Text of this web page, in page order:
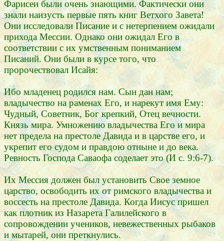
Фарисеи были очень знающими. Фактически они
знали наизусть первые пять книг Ветхого Завета!
Они исследовали Писание и с нетерпением ожидали
прихода Мессии. Однако они ожидал Его в
соответствии с их умственным пониманием
Писаний. Они были в курсе того, что
пророчествовал Исайя:
Ибо младенец родился нам. Сын дан нам;
владычество на раменах Его, и нарекут имя Ему:
Чудный, Советник, Бог крепкий, Отец вечности.
Князь мира. Умножению владычества Его и мира
нет предела на престоле Давида и в царстве его, и
укрепит его судом и правдою отныне и до века.
Ревность Господа Саваофа соделает это (И с. 9:6-7).
Их Мессия должен был установить Свое земное
царство, освободить их от римского владычества и
воссесть на престоле Давида. Когда Иисус пришел
как плотник из Назарета Галилейского в
сопровождении учеников, невежественных рыбаков
и мытарей, они преткнулись.